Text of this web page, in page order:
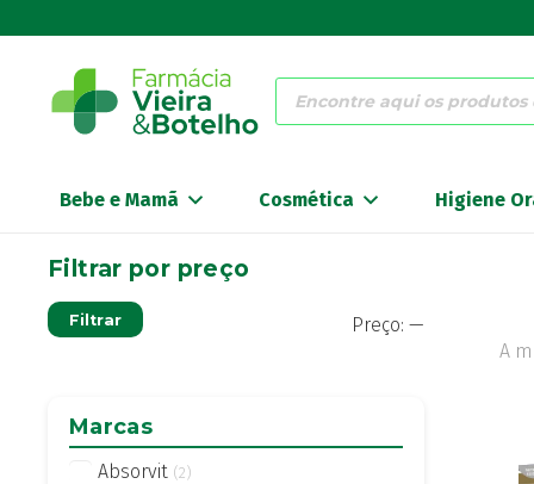
Products
search
Bebe e Mamã Cosmética Higiene
A
Filtrar por preço
Filtrar Preço: —
Marcas
Absorvit (2)